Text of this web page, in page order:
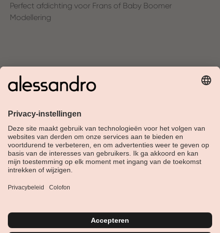
Perfect afdichting voor Frans of Baby Boomer
Modellering
Over Alessandro
Shop